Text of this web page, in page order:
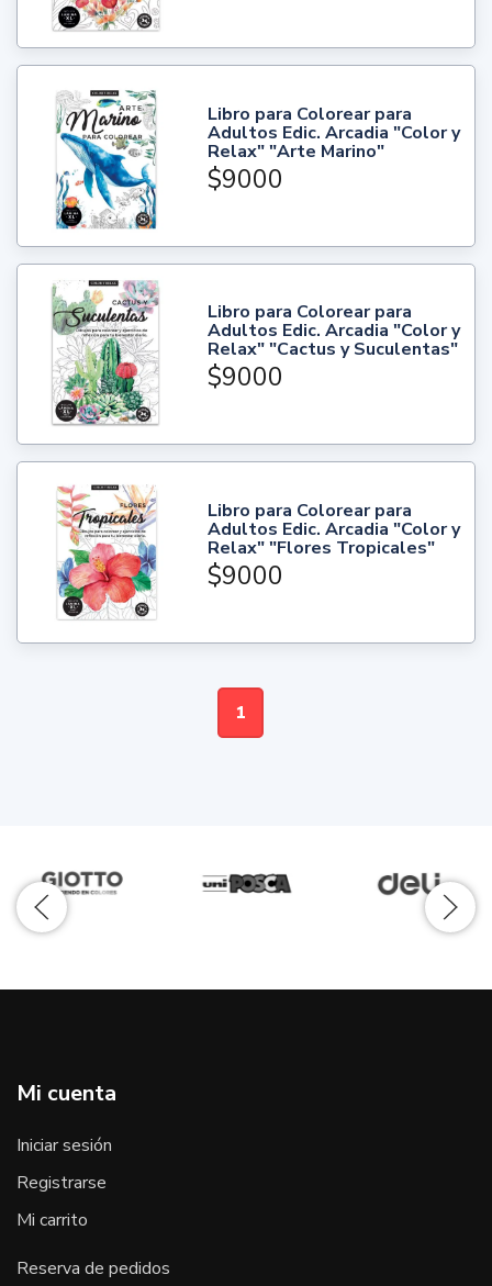
Libro para Colorear para
Adultos Edic. Arcadia "Color y
Relax" "Arte Marino"
$9000
Libro para Colorear para
Adultos Edic. Arcadia "Color y
Relax" "Cactus y Suculentas"
$9000
Libro para Colorear para
Adultos Edic. Arcadia "Color y
Relax" "Flores Tropicales"
$9000
1
Mi cuenta
Iniciar sesión
Registrarse
Mi carrito
Reserva de pedidos